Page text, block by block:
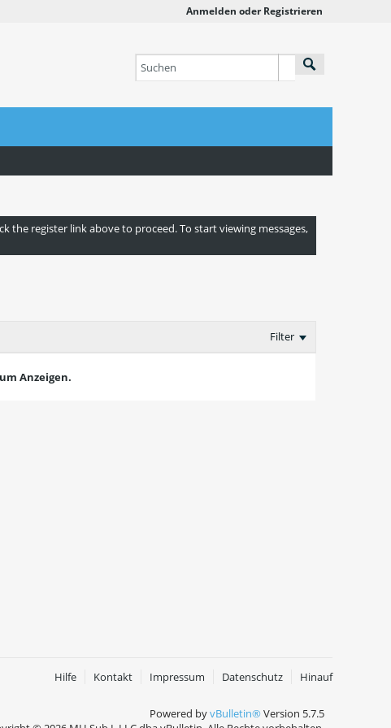
Anmelden oder Registrieren
the register link above to proceed. To start viewing messages,
Filter
Anzeigen.
Hilfe Kontakt Impressum Datenschutz Hinauf
Powered byvBulletin®Version 5.7.5